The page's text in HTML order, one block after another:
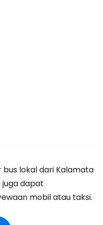
bus lokal dari Kalamata
dapat
mobil atau taksi.